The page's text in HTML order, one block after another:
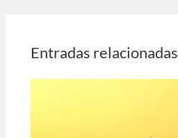
Entradas relacionadas